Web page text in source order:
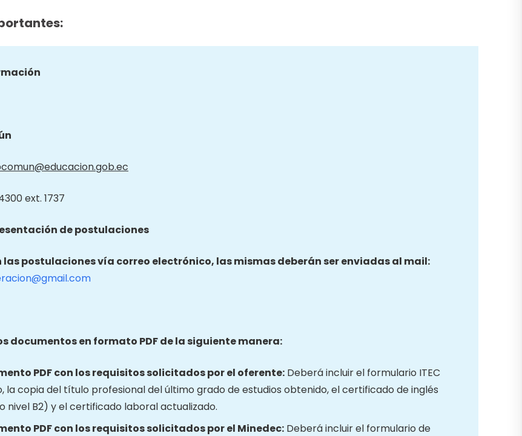
ext. 1737
de postulaciones
las postulaciones vía correo electrónico, las mismas deberán ser enviadas al mail:
documentos en formato PDF de la siguiente manera:
PDF con los requisitos solicitados por el oferente: Deberá incluir el formulario ITEC
la copia del título profesional del último grado de estudios obtenido, el certificado de inglés
nivel B2) y el certificado laboral actualizado.
PDF con los requisitos solicitados por el Minedec: Deberá incluir el formulario de